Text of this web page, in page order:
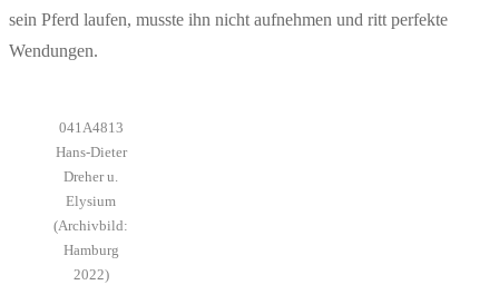
sein Pferd laufen, musste ihn nicht aufnehmen und ritt perfekte
Wendungen.
041A4813
Hans-Dieter
Dreher u.
Elysium
(Archivbild:
Hamburg
2022)